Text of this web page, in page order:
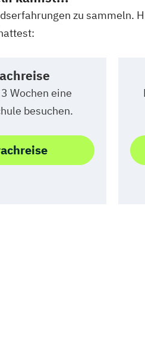
zu sammeln.
Wochen eine
besuchen.